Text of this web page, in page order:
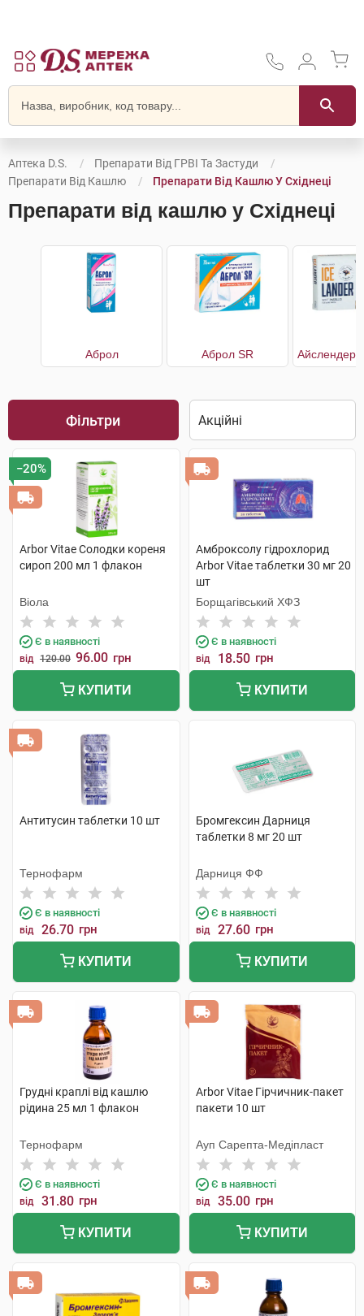
Аптека D.S.
Препарати Від ГРВІ Та Застуди
Препарати Від Кашлю
Препарати Від Кашлю У Східнеці
Препарати від кашлю у Східнеці
Аброл Аброл SR
Фільтри
−20%
Arbor Vitae Солодки кореня
сироп 200 мл 1 флакон
Віола
Є в наявності
від 120.00 96.00 грн
КУПИТИ
Амброксолу гідрохлорид
Arbor Vitae таблетки 30 мг 20
шт
Борщагівський ХФЗ
Є в наявності
від 18.50 грн
КУПИТИ
Антитусин таблетки 10 шт
Тернофарм
Є в наявності
від 26.70 грн
КУПИТИ
Бромгексин Дарниця
таблетки 8 мг 20 шт
Дарниця ФФ
Є в наявності
від 27.60 грн
КУПИТИ
Грудні краплі від кашлю
рідина 25 мл 1 флакон
Тернофарм
Є в наявності
від 31.80 грн
КУПИТИ
Arbor Vitae Гірчичник-пакет
пакети 10 шт
Ауп Сарепта-Медіпласт
Є в наявності
від 35.00 грн
КУПИТИ